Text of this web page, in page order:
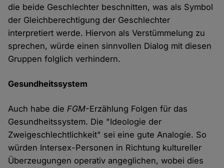
die beide Geschlechter beschnitten, was als Symbol
der Gleichberechtigung der Geschlechter
interpretiert werde. Hiervon als Verstümmelung zu
sprechen, würde einen sinnvollen Dialog mit diesen
Gruppen folglich verhindern.
Gesundheitssystem
Auch habe dieFGM-Erzählung Folgen für das
Gesundheitssystem. Die "Ideologie der
Zweigeschlechtlichkeit" sei eine gute Analogie. So
würden Intersex-Personen in Richtung kultureller
Überzeugungen operativ angeglichen, wobei dies